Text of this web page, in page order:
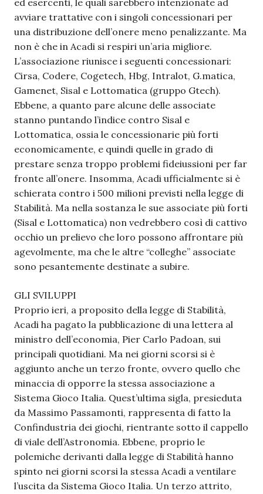
ed esercenti, le quali sarebbero intenzionate ad
avviare trattative con i singoli concessionari per
una distribuzione dell’onere meno penalizzante. Ma
non è che in Acadi si respiri un’aria migliore.
L’associazione riunisce i seguenti concessionari:
Cirsa, Codere, Cogetech, Hbg, Intralot, G.matica,
Gamenet, Sisal e Lottomatica (gruppo Gtech).
Ebbene, a quanto pare alcune delle associate
stanno puntando l’indice contro Sisal e
Lottomatica, ossia le concessionarie più forti
economicamente, e quindi quelle in grado di
prestare senza troppo problemi fideiussioni per far
fronte all’onere. Insomma, Acadi ufficialmente si è
schierata contro i 500 milioni previsti nella legge di
Stabilità. Ma nella sostanza le sue associate più forti
(Sisal e Lottomatica) non vedrebbero così di cattivo
occhio un prelievo che loro possono affrontare più
agevolmente, ma che le altre “colleghe” associate
sono pesantemente destinate a subire.
GLI SVILUPPI
Proprio ieri, a proposito della legge di Stabilità,
Acadi ha pagato la pubblicazione di una lettera al
ministro dell’economia, Pier Carlo Padoan, sui
principali quotidiani. Ma nei giorni scorsi si è
aggiunto anche un terzo fronte, ovvero quello che
minaccia di opporre la stessa associazione a
Sistema Gioco Italia. Quest’ultima sigla, presieduta
da Massimo Passamonti, rappresenta di fatto la
Confindustria dei giochi, rientrante sotto il cappello
di viale dell’Astronomia. Ebbene, proprio le
polemiche derivanti dalla legge di Stabilità hanno
spinto nei giorni scorsi la stessa Acadi a ventilare
l’uscita da Sistema Gioco Italia. Un terzo attrito,